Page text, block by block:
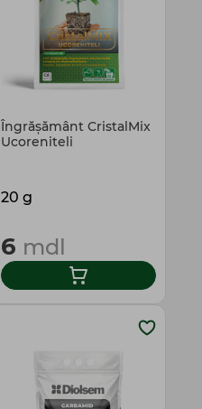
Îngrăşământ CristalMix
Ucoreniteli
20 g
6 mdl